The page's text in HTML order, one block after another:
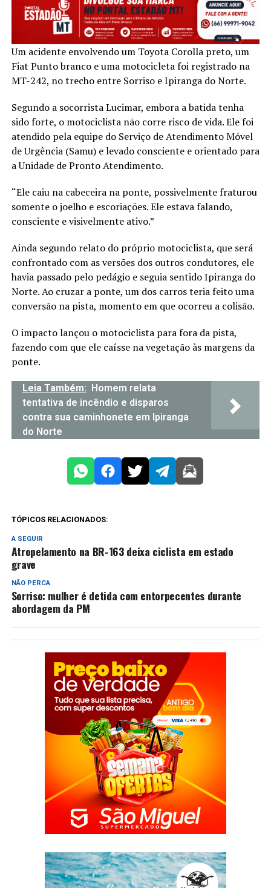
Um acidente envolvendo um Toyota Corolla preto, um
Fiat Punto branco e uma motocicleta foi registrado na
MT-242, no trecho entre Sorriso e Ipiranga do Norte.
Segundo a socorrista Lucimar, embora a batida tenha
sido forte, o motociclista não corre risco de vida. Ele foi
atendido pela equipe do Serviço de Atendimento Móvel
de Urgência (Samu) e levado consciente e orientado para
a Unidade de Pronto Atendimento.
“Ele caiu na cabeceira na ponte, possivelmente fraturou
somente o joelho e escoriações. Ele estava falando,
consciente e visivelmente ativo.”
Ainda segundo relato do próprio motociclista, que será
confrontado com as versões dos outros condutores, ele
havia passado pelo pedágio e seguia sentido Ipiranga do
Norte. Ao cruzar a ponte, um dos carros teria feito uma
conversão na pista, momento em que ocorreu a colisão.
O impacto lançou o motociclista para fora da pista,
fazendo com que ele caísse na vegetação às margens da
ponte.
Leia Também: Homem relata
tentativa de incêndio e disparos
contra sua caminhonete em Ipiranga
do Norte
TÓPICOS RELACIONADOS:
A SEGUIR
Atropelamento na BR-163 deixa ciclista em estado
grave
NÃO PERCA
Sorriso: mulher é detida com entorpecentes durante
abordagem da PM